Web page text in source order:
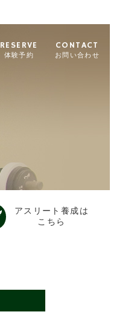
RESERVE
体験予約
CONTACT
お問い合わせ
アスリート養成は
こちら